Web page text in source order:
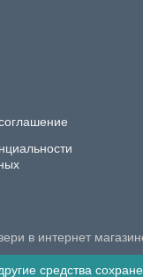
в интернет
средства